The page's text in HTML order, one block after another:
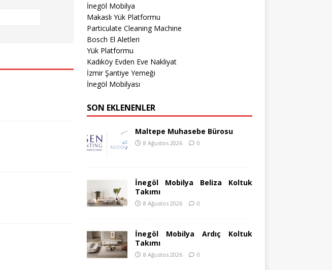
İnegöl Mobilya
Makaslı Yük Platformu
Particulate Cleaning Machine
Bosch El Aletleri
Yük Platformu
Kadıköy Evden Eve Nakliyat
İzmir Şantiye Yemeği
İnegöl Mobilyası
SON EKLENENLER
Maltepe Muhasebe Bürosu
8 Ağustos 2026 0
İnegöl Mobilya Beliza Koltuk
Takımı
8 Ağustos 2026 0
İnegöl Mobilya Ardıç Koltuk
Takımı
8 Ağustos 2026 0